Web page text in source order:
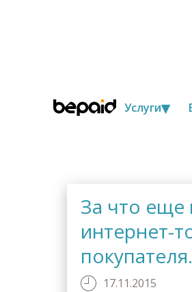
Основная
Услуги▾
За что еще
интернет-
покупателя.
17.11.2015